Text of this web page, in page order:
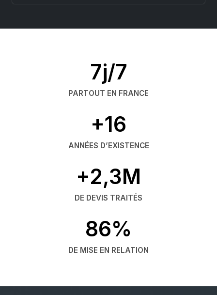
7j/7
PARTOUT EN FRANCE
+16
ANNÉES D’EXISTENCE
+2,3M
DE DEVIS TRAITÉS
86%
DE MISE EN RELATION